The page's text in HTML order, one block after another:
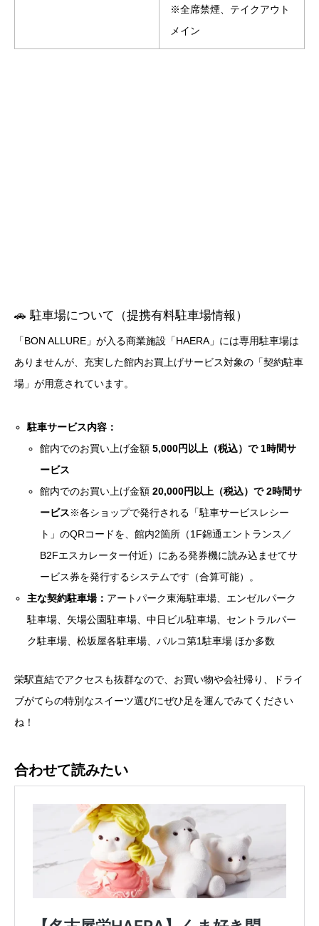
※全席禁煙、テイクアウト
メイン
🚗 駐車場について（提携有料駐車場情報）
「BON ALLURE」が入る商業施設「HAERA」には専用駐車場は
ありませんが、充実した館内お買上げサービス対象の「契約駐車
場」が用意されています。
駐車サービス内容：
館内でのお買い上げ金額5,000円以上（税込）で 1時間サ
ービス
館内でのお買い上げ金額20,000円以上（税込）で 2時間サ
ービス※各ショップで発行される「駐車サービスレシー
ト」のQRコードを、館内2箇所（1F錦通エントランス／
B2Fエスカレーター付近）にある発券機に読み込ませてサ
ービス券を発行するシステムです（合算可能）。
主な契約駐車場： アートパーク東海駐車場、エンゼルパーク
駐車場、矢場公園駐車場、中日ビル駐車場、セントラルパー
ク駐車場、松坂屋各駐車場、パルコ第1駐車場 ほか多数
栄駅直結でアクセスも抜群なので、お買い物や会社帰り、ドライ
ブがてらの特別なスイーツ選びにぜひ足を運んでみてください
ね！
合わせて読みたい